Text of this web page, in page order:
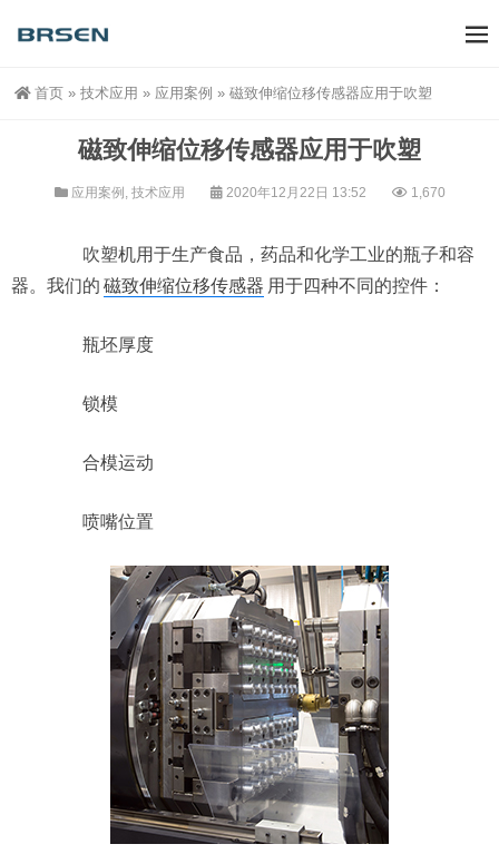
首页 » 技术应用 » 应用案例 » 磁致伸缩位移传感器应用于吹塑
磁致伸缩位移传感器应用于吹塑
应用案例 , 技术应用 2020年12月22日 13:52 1,670
吹塑机用于生产食品，药品和化学工业的瓶子和容
器。我们的 磁致伸缩位移传感器 用于四种不同的控件：
瓶坯厚度
锁模
合模运动
喷嘴位置